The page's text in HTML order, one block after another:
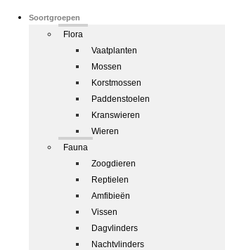
Soortgroepen
Flora
Vaatplanten
Mossen
Korstmossen
Paddenstoelen
Kranswieren
Wieren
Fauna
Zoogdieren
Reptielen
Amfibieën
Vissen
Dagvlinders
Nachtvlinders